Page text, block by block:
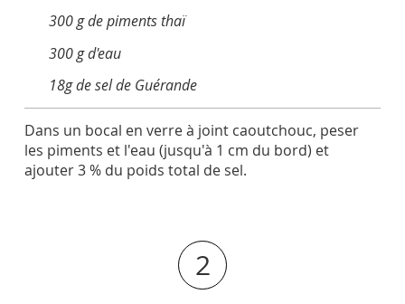
300 g de piments thaï
300 g d'eau
18g de sel de Guérande
Dans un bocal en verre à joint caoutchouc, peser
les piments et l'eau (jusqu'à 1 cm du bord) et
ajouter 3 % du poids total de sel.
2